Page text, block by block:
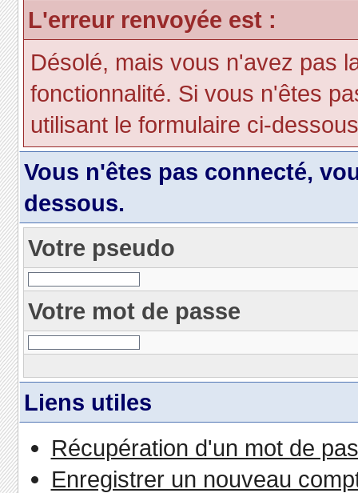
L'erreur renvoyée est :
Désolé, mais vous n'avez pas
fonctionnalité. Si vous n'êtes
utilisant le formulaire ci-
Vous n'êtes pas connecté,
dessous.
Votre pseudo
Votre mot de passe
Liens utiles
Récupération d'un mot de
Enregistrer un nouveau